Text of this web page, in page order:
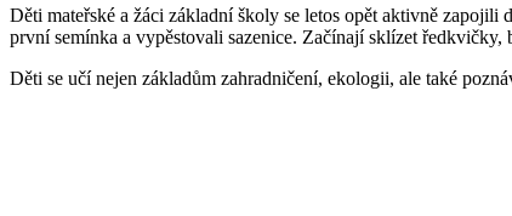
Děti mateřské a žáci základní školy se letos opět aktivně
první semínka a vypěstovali sazenice. Začínají sklízet
Děti se učí nejen základům zahradničení, ekologii, ale také